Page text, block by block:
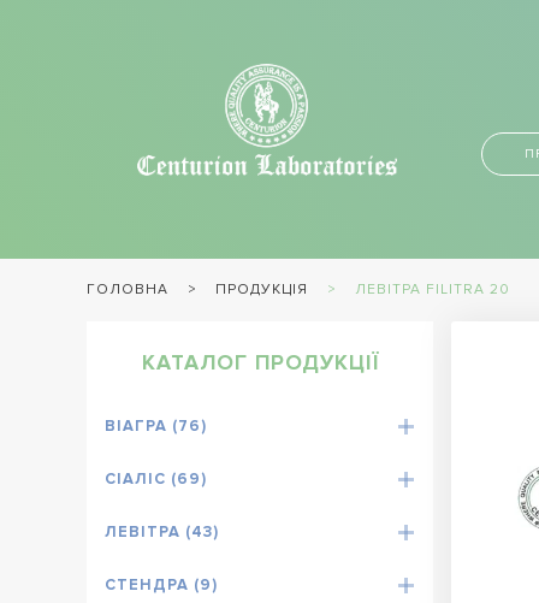
ГОЛОВНА ПРОДУКЦІЯ ЛЕВІТРА FILITRA 20
КАТАЛОГ ПРОДУКЦІЇ
ВІАГРА (76)
СІАЛІС (69)
ЛЕВІТРА (43)
СТЕНДРА (9)